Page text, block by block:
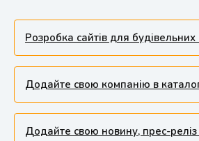
Розробка сайтів для будівельних
Додайте свою компанію в
Додайте свою новину, прес-реліз